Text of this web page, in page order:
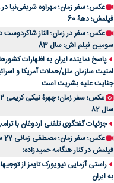
فیلمش؛ دهۀ 60
سومین فیلم اش؛ سال 83
پاسخ نماینده ایران به اظهارات
امنیت سازمان ملل/حملات آمریکا و
جنایت علیه بشریت است
سال 82
جزئیات گفتگوی تلفنی اردوغان با
فیلمش در کنار هنگامه حمیدزاده؛
راستی آزمایی نیویورک تایمز از
به ایران